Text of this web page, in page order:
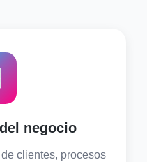
negocio
clientes, procesos